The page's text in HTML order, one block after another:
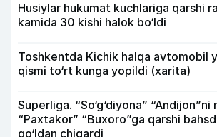
Husiylar hukumat kuchlariga qarshi
kamida 30 kishi halok bo‘ldi
Toshkentda Kichik halqa avtomobil
qismi to‘rt kunga yopildi (xarita)
Superliga. “So‘g‘diyona” “Andijon”ni
“Paxtakor” “Buxoro”ga qarshi
qo‘ldan chiqardi